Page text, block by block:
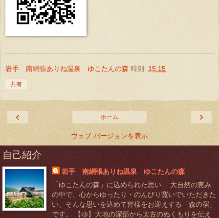
岩手 南網張ありね温泉 ゆこたんの森 時刻: 15:15
共有
‹ ›
ホーム
ウェブ バージョンを表示
自己紹介
岩手 南網張ありね温泉 ゆこたんの森
「ゆこたんの森」に込められた思い… 大自然の恵み
の中で、心からゆったり・のんびり寛いでいただきた
い、そんな思いを込めて皆様をお迎えする「森の宿」
です。 【ゆ】大地の深部から太古のぬくもりを伝え